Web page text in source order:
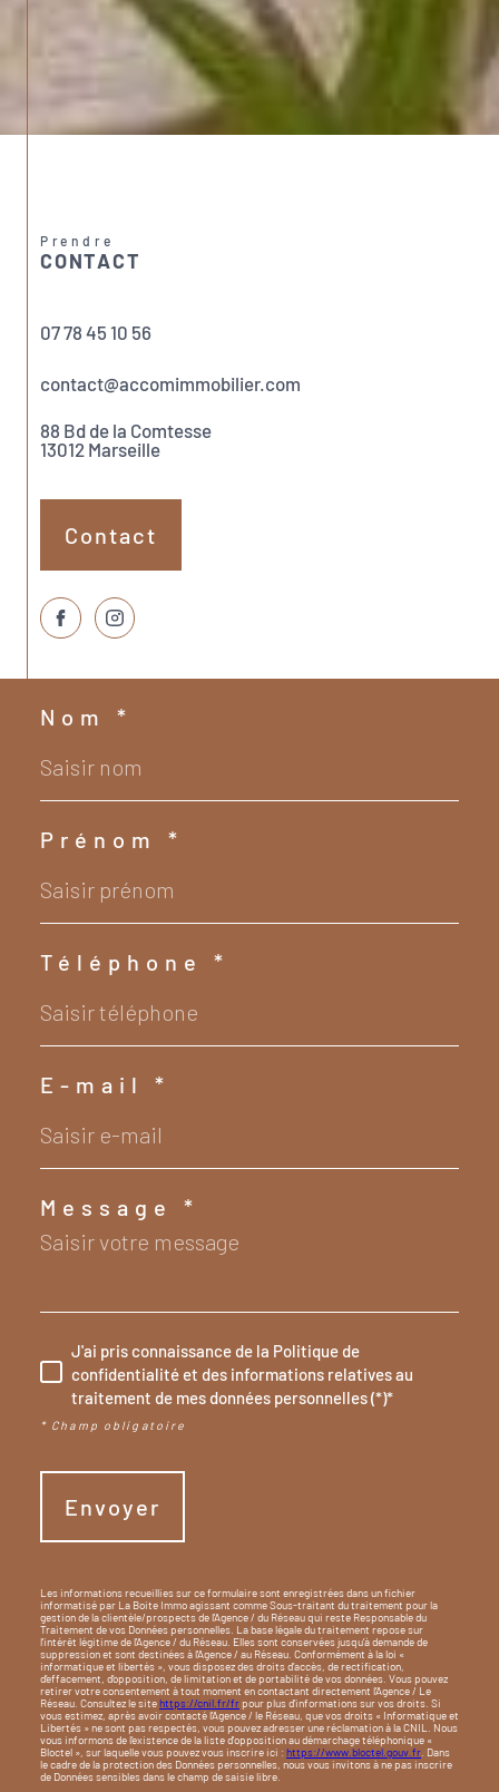
Nom *
Prénom *
Téléphone *
E-mail *
Message *
J'ai pris connaissance de la Politique de
confidentialité et des informations relatives au
traitement de mes données personnelles (*)*
* Champ obligatoire
Envoyer
Les informations recueillies sur ce formulaire sont enregistrées dans un fichier
informatisé par La Boite Immo agissant comme Sous-traitant du traitement pour la
gestion de la clientèle/prospects de l'Agence / du Réseau qui reste Responsable du
Traitement de vos Données personnelles. La base légale du traitement repose sur
l'intérêt légitime de l'Agence / du Réseau. Elles sont conservées jusqu'à demande de
suppression et sont destinées à l'Agence / au Réseau. Conformément à la loi «
informatique et libertés », vous disposez des droits d’accès, de rectification,
d’effacement, d’opposition, de limitation et de portabilité de vos données. Vous pouvez
retirer votre consentement à tout moment en contactant directement l’Agence / Le
Réseau. Consultez le sitehttps://cnil.fr/fr pour plus d’informations sur vos droits. Si
vous estimez, après avoir contacté l'Agence / le Réseau, que vos droits « Informatique et
Libertés » ne sont pas respectés, vous pouvez adresser une réclamation à la CNIL. Nous
vous informons de l’existence de la liste d'opposition au démarchage téléphonique «
Bloctel », sur laquelle vous pouvez vous inscrire ici : https://www.bloctel.gouv.fr . Dans
le cadre de la protection des Données personnelles, nous vous invitons à ne pas inscrire
de Données sensibles dans le champ de saisie libre.
Prendre
CONTACT
07 78 45 10 56
contact@accomimmobilier.com
88 Bd de la Comtesse
13012
Marseille
Contact